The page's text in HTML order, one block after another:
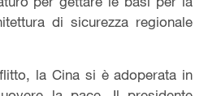
di sicurezza regionale
la Cina si è adoperata in